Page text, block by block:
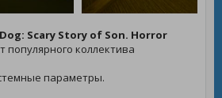
Scary Story of Son. Horror
популярного коллектива
параметры.